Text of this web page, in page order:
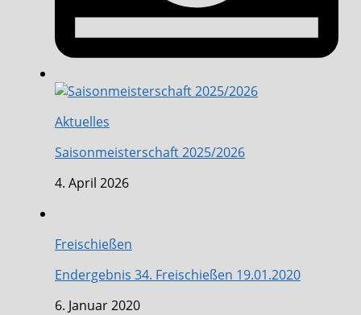
Aktuelles
Saisonmeisterschaft 2025/2026
4. April 2026
Freischießen
Endergebnis 34. Freischießen 19.01.2020
6. Januar 2020